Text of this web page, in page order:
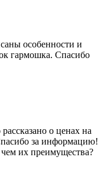
особенности и
гармошка. Спасибо
о ценах на
за информацию!
их преимущества?